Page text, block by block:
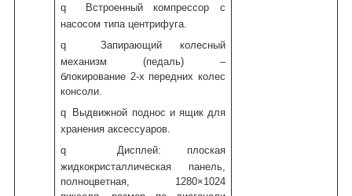
q
Встроенный компрессор с
насосом типа центрифуга.
q
Запирающий колесный
механизм (педаль) –
блокирование 2-х передних колес
консоли.
q
Выдвижной поднос и ящик для
хранения аксессуаров.
q
Дисплей: плоская
жидкокристаллическая панель,
полноцветная, 1280×1024